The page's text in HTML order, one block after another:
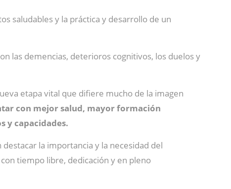
saludables y la práctica y desarrollo de un
las demencias, deterioros cognitivos, los duelos y
etapa vital que difiere mucho de la imagen
con mejor salud, mayor formación
y capacidades.
la importancia y la necesidad del
tiempo libre, dedicación y en pleno